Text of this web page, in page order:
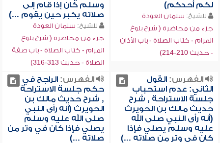
لكم أحدكم)
للشيخ: سلمان العودة
جزء من محاضرة ( شرح بلوغ
المرام - كتاب الصلاة - باب الأذان
- حديث 210-214)
وسلم كان إذا قام إلى
صلاته يكبر حين يقوم ...)
للشيخ: سلمان العودة
جزء من محاضرة ( شرح بلوغ
المرام - كتاب الصلاة - باب صفة
الصلاة - حديث 313-316)
الفهرس:القول
الثاني: عدم استحباب
جلسة الاستراحة , شرح
حديث مالك بن الحويرث
(أنه رأى النبي صلى الله
عليه وسلم يصلي فإذا
كان في وتر من صلاته ...)
الفهرس:الراجح في
حكم جلسة الاستراحة
, شرح حديث مالك بن
الحويرث (أنه رأى النبي
صلى الله عليه وسلم
يصلي فإذا كان في وتر من
صلاته ...)